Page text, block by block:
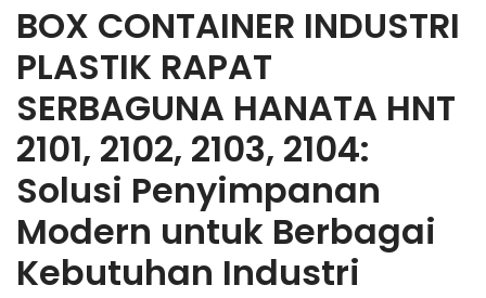
BOX CONTAINER INDUSTRI
PLASTIK RAPAT
SERBAGUNA HANATA HNT
2101, 2102, 2103, 2104:
Solusi Penyimpanan
Modern untuk Berbagai
Kebutuhan Industri